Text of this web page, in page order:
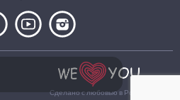
Сделано с любовью в России